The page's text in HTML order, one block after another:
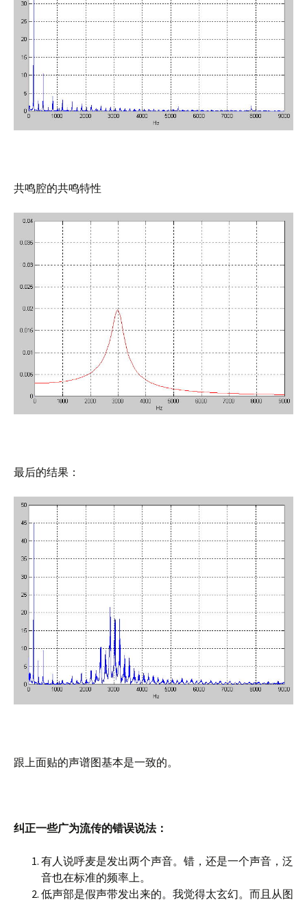
共鸣腔的共鸣特性
最后的结果：
跟上面贴的声谱图基本是一致的。
纠正一些广为流传的错误说法：
有人说呼麦是发出两个声音。错，还是一个声音，泛
音也在标准的频率上。
低声部是假声带发出来的。我觉得太玄幻。而且从图